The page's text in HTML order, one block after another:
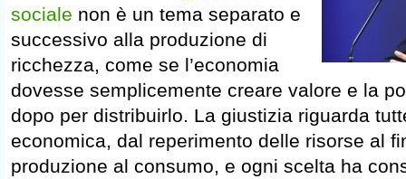
sociale non è un tema separato e
successivo alla produzione di
ricchezza, come se l’economia
dovesse semplicemente creare valore e la
dopo per distribuirlo. La giustizia riguarda
economica, dal reperimento delle risorse al
produzione al consumo, e ogni scelta ha